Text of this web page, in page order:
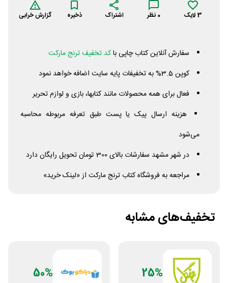
3 لایک 0 نظر اشتراک ذخیره گزارش خرابی
سفارش آنلاین کتاب چاپی باکد تخفیف ترنج مارکت
کوپن 3.5% به تخفیفات پایه سایت اضافه خواهد نمود
فعال برای همه محصولات مانند کتابها، بازی و لوازم تحریر
هزینه ارسال پیک یا پست طبق تعرفه مربوطه محاسبه
می‌شود
در شهر مشهد سفارشات بالای 300 تومان تحویل رایگان دارد
مراجعه به فروشگاه کتاب ترنج مارکت از «لینک خرید»
تخفیف‌های مشابه
25%
50%